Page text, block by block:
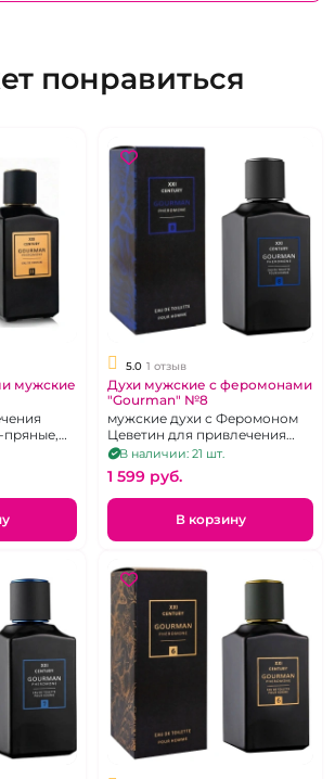
понравиться
мужские
5.0 1 отзыв
Духи мужские с феромонами
"Gourman" №8
мужские духи с Феромоном
Цеветин для привлечения
женщин, 100 мл
В наличии: 21 шт.
1 599 pуб.
В корзину